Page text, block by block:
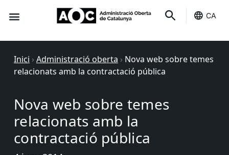
CA
Inici › Administració oberta › Nova web sobre temes
relacionats amb la contractació pública
Nova web sobre temes
relacionats amb la
contractació pública